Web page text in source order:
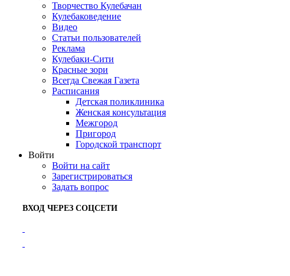
Творчество Кулебачан
Кулебаковедение
Видео
Статьи пользователей
Реклама
Кулебаки-Сити
Красные зори
Всегда Свежая Газета
Расписания
Детская поликлиника
Женская консультация
Межгород
Пригород
Городской транспорт
Войти
Войти на сайт
Зарегистрироваться
Задать вопрос
ВХОД ЧЕРЕЗ СОЦСЕТИ